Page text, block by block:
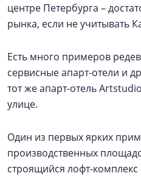
центре Петербурга –
рынка, если не учитывать
Есть много примеров
сервисные апарт-отели и
тот же апарт-отель
улице.
Один из первых ярких
производственных
строящийся лофт-